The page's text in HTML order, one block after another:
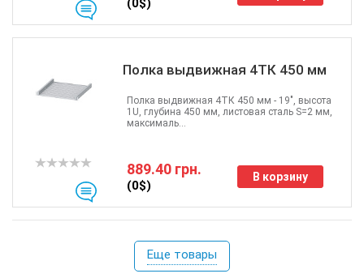
(0$)
Полка выдвижная 4ТК 450 мм
889.40 грн.
(0$)
В корзину
Полка выдвижная 4ТК 450 мм - 19", высота
1U, глубина 450 мм, листовая сталь S=2 мм,
максималь...
Еще товары